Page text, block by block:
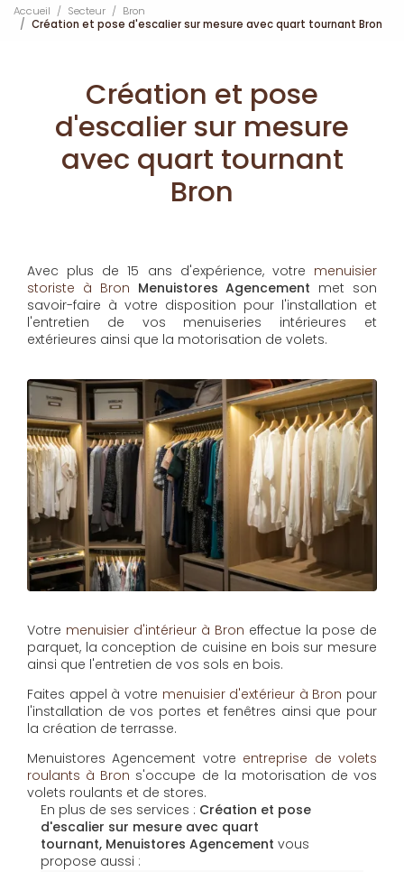
Accueil Secteur
Bron
Création et pose d'escalier sur mesure avec quart tournant Bron
Création et pose
d'escalier sur mesure
avec quart tournant
Bron
Avec plus de 15 ans d'expérience, votre menuisier
storiste à Bron Menuistores Agencement met son
savoir-faire à votre disposition pour l'installation et
l'entretien de vos menuiseries intérieures et
extérieures ainsi que la motorisation de volets.
Votre menuisier d'intérieur à Bron effectue la pose de
parquet, la conception de cuisine en bois sur mesure
ainsi que l'entretien de vos sols en bois.
Faites appel à votre menuisier d'extérieur à Bron pour
l'installation de vos portes et fenêtres ainsi que pour
la création de terrasse.
Menuistores Agencement votre entreprise de volets
roulants à Bron s'occupe de la motorisation de vos
volets roulants et de stores.
En plus de ses services : Création et pose
d'escalier sur mesure avec quart
tournant, Menuistores Agencement vous
propose aussi :